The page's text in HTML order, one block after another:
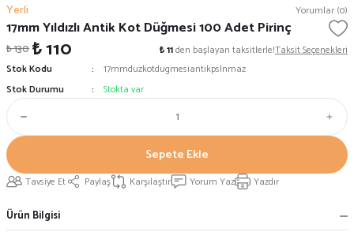
Yerli Yorumlar (0)
17mm Yıldızlı Antik Kot Düğmesi 100 Adet Pirinç
₺ 130₺ 110 ₺ 11den başlayan taksitlerle!Taksit Seçenekleri
Stok Kodu
17mmduzkotdugmesiantikpslnmaz
Stok Durumu
Stokta var
Sepete Ekle
Tavsiye Et Paylaş Karşılaştır Yorum Yaz Yazdır
Ürün Bilgisi